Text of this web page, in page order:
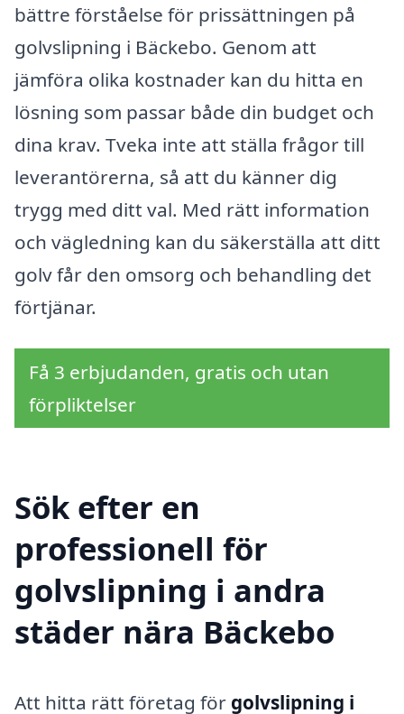
bättre förståelse för prissättningen på
golvslipning i Bäckebo. Genom att
jämföra olika kostnader kan du hitta en
lösning som passar både din budget och
dina krav. Tveka inte att ställa frågor till
leverantörerna, så att du känner dig
trygg med ditt val. Med rätt information
och vägledning kan du säkerställa att ditt
golv får den omsorg och behandling det
förtjänar.
Få 3 erbjudanden, gratis och utan
förpliktelser
Sök efter en
professionell för
golvslipning i andra
städer nära Bäckebo
Att hitta rätt företag för golvslipning i